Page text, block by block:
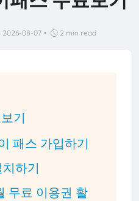
2026-08-07 • 2 min read
기
패스 가입하기
하기
무료 이용권 활